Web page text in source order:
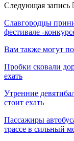
Следующая запись
Славгородцы
фестивале -
Вам также могут
Пробки сковали
ехать
Утренние
стоит ехать
Пассажиры
трассе в сильный